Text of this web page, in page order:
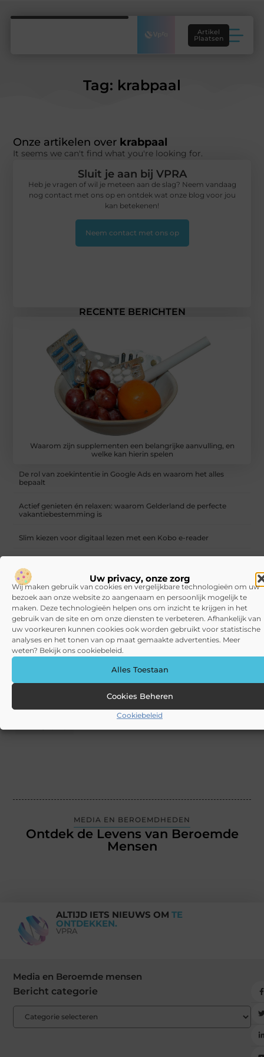
Uw privacy, onze zorg
Wij maken gebruik van cookies en vergelijkbare technologieën om uw
bezoek aan onze website zo aangenaam en persoonlijk mogelijk te
maken. Deze technologieën helpen ons om inzicht te krijgen in het
gebruik van de site en om onze diensten te verbeteren. Afhankelijk van
uw voorkeuren kunnen cookies ook worden gebruikt voor statistische
analyses en het tonen van op maat gemaakte advertenties. Meer
weten? Bekijk ons cookiebeleid.
Alles Toestaan
Cookies Beheren
Cookiebeleid
Artikel
Plaatsen
Tag: krabpaal
Onze artikelen over krabpaal
It seems we can't find what you're looking for.
RECENTE BERICHTEN
Waarom zijn supplementen een belangrijke aanvulling, en
welke kan hierin spelen
De rol van zoekintentie in Google Ads en waarom het alles
bepaalt
Actief genieten én relaxen: waarom Gelderland de perfecte
vakantiebestemming is
Slim kiezen voor digitaal lezen met een Kobo e-reader
Zo bescherm je sportprijzen en trofeeën thuis tegen brand
Samen even weg? Zo maak je er een onvergetelijk weekend van
CATEGORIEËN
Blog(10) Games(72) Gezondheid(75)
Sluit je aan bij VPRA
Heb je vragen of wil je meteen aan de slag? Neem vandaag
nog contact met ons op en ontdek wat onze blog voor jou
kan betekenen!
Neem contact met ons op
MEDIA EN BEROEMDHEDEN
Ontdek de Levens van Beroemde
Mensen
ALTIJD IETS NIEUWS OM TE
ONTDEKKEN.
VPRA
Media en Beroemde mensen
Bericht categorie